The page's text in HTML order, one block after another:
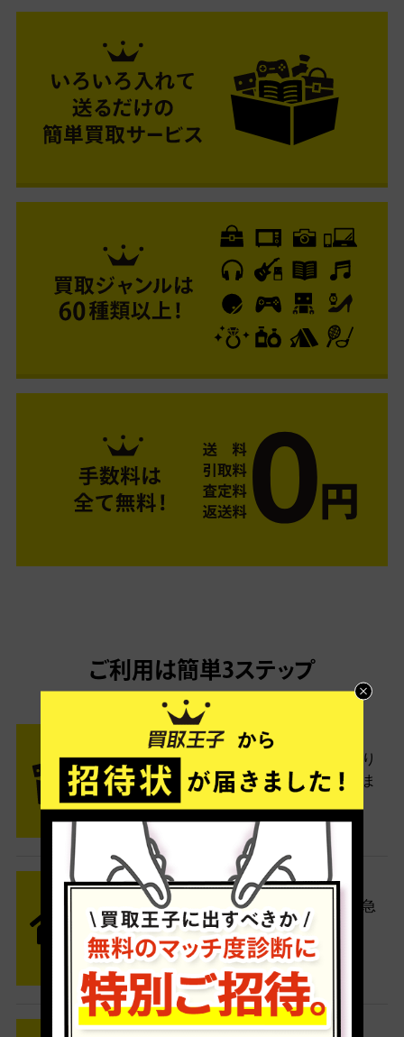
ご利用は簡単3ステップ
- FLOW -
STEP1 お申込み・梱包
ネットでお申込みしたら、箱に売り
たい商品をいろいろ詰めて梱包しま
す。
STEP2 発送
送料無料でご自宅から発送！佐川急
便がご自宅まで引き取りに伺いま
す。
STEP3 ご入金